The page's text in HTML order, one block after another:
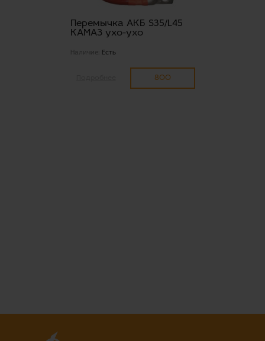
Перемычка АКБ S35/L45
КАМАЗ ухо-ухо
Наличие: Есть
800